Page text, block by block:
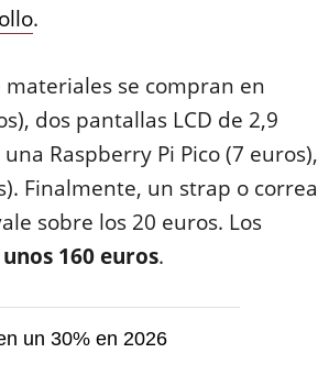
.
materiales se compran en
dos pantallas LCD de 2,9
Raspberry Pi Pico (7 euros),
Finalmente, un strap o correa
sobre los 20 euros. Los
160 euros.
un 30% en 2026